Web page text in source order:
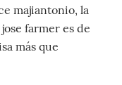
majiantonio, la
farmer es de
más que